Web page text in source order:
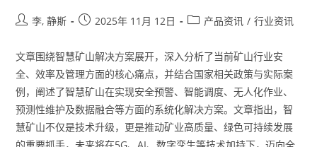
李, 静斯 2025年 11月 12日 产品资讯 / 行业资讯
文章围绕智慧矿山解决方案展开，深入分析了当前矿山行业安
全、效率及管理方面的核心痛点，并结合国家相关政策与实际案
例，阐述了智慧矿山在实现安全预警、智能调度、无人化作业、
预测性维护及数据融合等方面的系统化解决方案。文章指出，智
慧矿山不仅是技术升级，更是推动矿业高质量、绿色可持续发展